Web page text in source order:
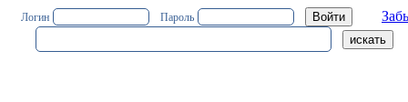
Логин Пароль